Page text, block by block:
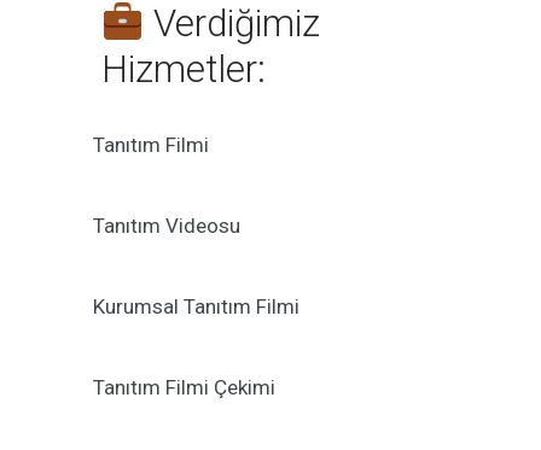
Verdiğimiz
Hizmetler:
Tanıtım Filmi
Tanıtım Videosu
Kurumsal Tanıtım Filmi
Tanıtım Filmi Çekimi